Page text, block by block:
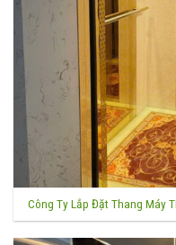
Công Ty Lắp Đặt Thang Máy